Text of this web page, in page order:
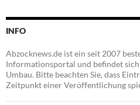
INFO
Abzocknews.de ist ein seit 2007
Informationsportal und befindet
Umbau. Bitte beachten Sie, dass
Zeitpunkt einer Veröffentlichung